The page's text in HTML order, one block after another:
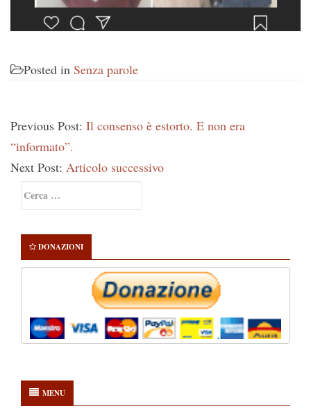
Posted in Senza parole
Previous Post: Il consenso è estorto. E non era
“informato”.
Next Post: Articolo successivo
Sidebar
per:
DONAZIONI
MENU